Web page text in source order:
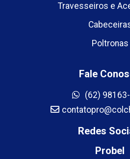
Travesseiros e
Poltronas
Fale
(62)
Redes
Probel